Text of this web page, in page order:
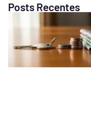
Posts Recentes